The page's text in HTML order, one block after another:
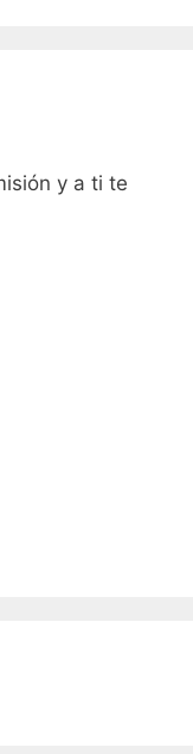
y a ti te